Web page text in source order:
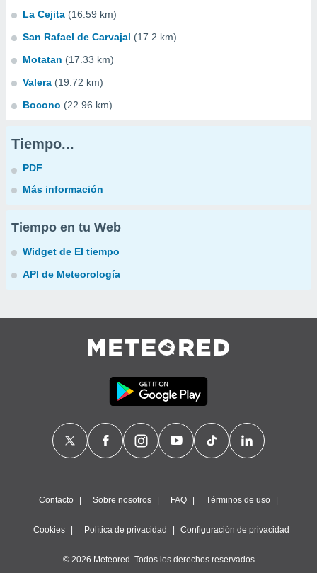
La Cejita (16.59 km)
San Rafael de Carvajal (17.2 km)
Motatan (17.33 km)
Valera (19.72 km)
Bocono (22.96 km)
Tiempo...
PDF
Más información
Tiempo en tu Web
Widget de El tiempo
API de Meteorología
Contacto Sobre nosotros FAQ Términos de uso
Cookies Política de privacidad Configuración de privacidad
© 2026 Meteored. Todos los derechos reservados